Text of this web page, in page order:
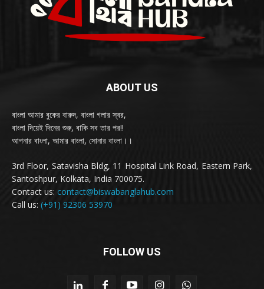
ABOUT US
বাংলা আমার বুকের বারুদ, বাংলা গলার স্বর,
বাংলা দিয়েই দিনের শুরু, বাকি সব তার পর!!
আপনার বাংলা, আমার বাংলা, সোনার বাংলা।।
3rd Floor, Satavisha Bldg, 11 Hospital Link Road, Eastern Park,
Santoshpur, Kolkata, India 700075.
Contact us: contact@biswabanglahub.com
Call us: (+91) 92306 53970
FOLLOW US